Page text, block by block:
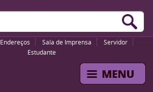
Endereços Sala de Imprensa
Servidor
Estudante